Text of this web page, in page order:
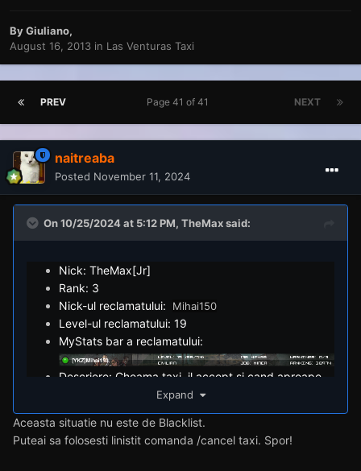
ByGiuliano,
August 16, 2013 in Las Venturas Taxi
PREV NEXT
Page 41 of 41
naitreaba
Posted November 11, 2024
On 10/25/2024 at 5:12 PM,TheMaxsaid:
Nick: TheMax[Jr]
Rank: 3
Nick-ul reclamatului: Mihai150
Level-ul reclamatului: 19
MyStats bar a reclamatului:
Descriere: Cheama taxi, il accept si cand aproape
sa ajung la el fuge de mine, nici nu anuleaza
comanda, nici nu da un sms ceva nimic.
Dovezi:
Expand
Aceasta situatie nu este de Blacklist.
Puteai sa folosesti linistit comanda /cancel taxi. Spor!